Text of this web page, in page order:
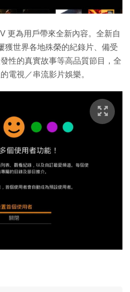
更為用戶帶來全新內容。全新自
獲世界各地殊榮的紀錄片、備受
性的真實故事等高品質節目，全
電視／串流影片娛樂。